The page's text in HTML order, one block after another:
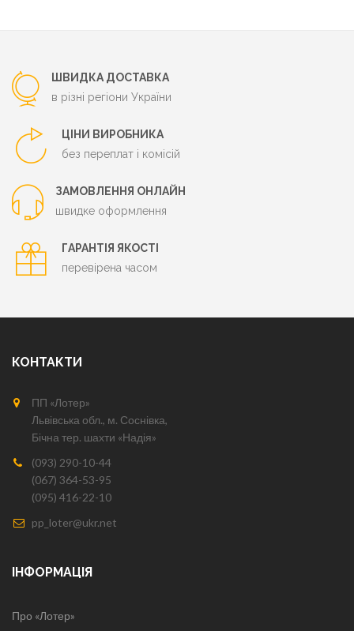
ШВИДКА ДОСТАВКА
в різні регіони України
ЦІНИ ВИРОБНИКА
без переплат і комісій
ЗАМОВЛЕННЯ ОНЛАЙН
швидке оформлення
ГАРАНТІЯ ЯКОСТІ
перевірена часом
КОНТАКТИ
ПП «Лотер»
Львівська обл., м. Соснівка,
Бічна тер. шахти «Надія»
(093) 290-10-44
(067) 364-53-95
(095) 416-22-10
pp_loter@ukr.net
ІНФОРМАЦІЯ
Про «Лотер»